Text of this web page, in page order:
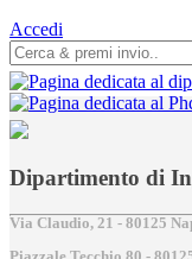
Accedi
Dipartimento di
Via Claudio, 21 - 80125